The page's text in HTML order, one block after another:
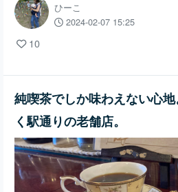
ひーこ
2024-02-07 15:25
10
純喫茶でしか味わえない心
く駅通りの老舗店。